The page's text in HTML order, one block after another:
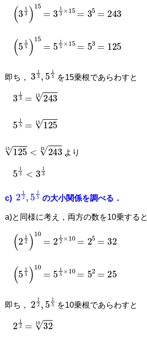
(31 3 15
=313×1535 243
(51 5 15
=515×1553 125
即ち， 31 3,515
を15乗根であらわすと
313
=24315
515
=12515
12515 <243 15
より
51 5 <3
c) 21 2,515
の大小関係を調べる．
a)と同様に考え，両方の数を10乗すると
(21 2 10
=212×1025 32
(51 5 10
=515×1052 25
即ち， 21 2,515
を10乗根であらわすと
212
=3210